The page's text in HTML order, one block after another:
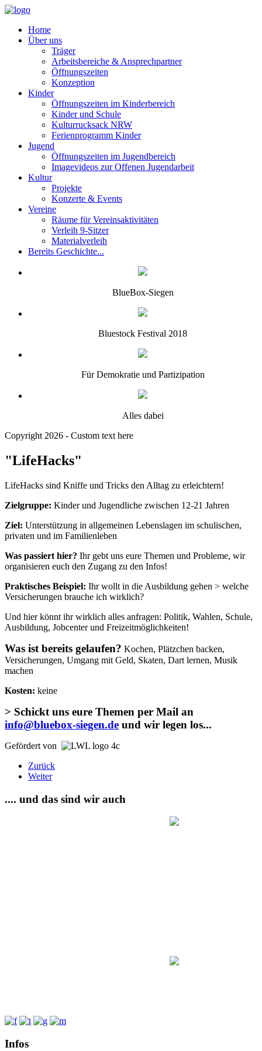
Home
Über uns
Träger
Arbeitsbereiche & Ansprechpartner
Öffnungszeiten
Konzeption
Kinder
Öffnungszeiten im Kinderbereich
Kinder und Schule
Kulturrucksack NRW
Ferienprogramm Kinder
Jugend
Öffnungszeiten im Jugendbereich
Imagevideos zur Offenen Jugendarbeit
Kultur
Projekte
Konzerte & Events
Vereine
Räume für Vereinsaktivitäten
Verleih 9-Sitzer
Materialverleih
Bereits Geschichte...
BlueBox-Siegen
Bluestock Festival 2018
Für Demokratie und Partizipation
Alles dabei
Copyright 2026 - Custom text here
"LifeHacks"
LifeHacks sind Kniffe und Tricks den Alltag zu erleichtern!
Zielgruppe: Kinder und Jugendliche zwischen 12-21 Jahren
Ziel: Unterstützung in allgemeinen Lebenslagen im schulischen,
privaten und im Familienleben
Was passiert hier? Ihr gebt uns eure Themen und Probleme, wir
organisieren euch den Zugang zu den Infos!
Praktisches Beispiel: Ihr wollt in die Ausbildung gehen > welche
Versicherungen brauche ich wirklich?
Und hier könnt ihr wirklich alles anfragen: Politik, Wahlen, Schule,
Ausbildung, Jobcenter und Freizeitmöglichkeiten!
Was ist bereits gelaufen? Kochen, Plätzchen backen,
Versicherungen, Umgang mit Geld, Skaten, Dart lernen, Musik
machen
Kosten: keine
> Schickt uns eure Themen per Mail an
info@bluebox-siegen.de und wir legen los...
Gefördert von
Zurück
Weiter
.... und das sind wir auch
Infos